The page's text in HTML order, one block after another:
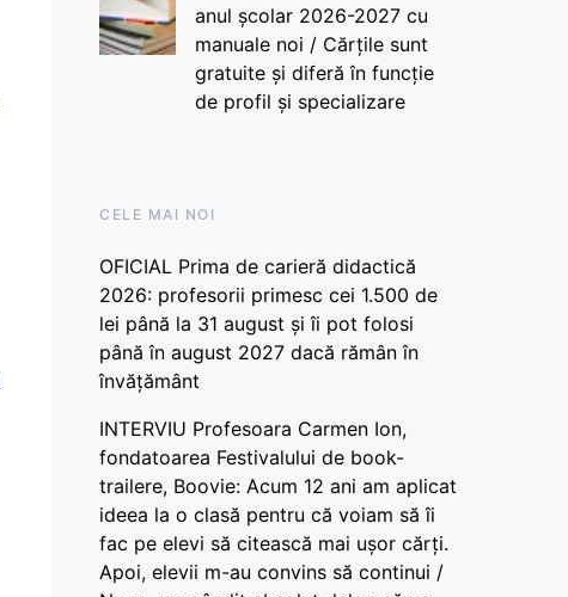
anul școlar 2026-2027 cu
manuale noi / Cărțile sunt
gratuite și diferă în funcție
de profil și specializare
CELE MAI NOI
OFICIAL Prima de carieră didactică
2026: profesorii primesc cei 1.500 de
lei până la 31 august și îi pot folosi
până în august 2027 dacă rămân în
învățământ
INTERVIU Profesoara Carmen Ion,
fondatoarea Festivalului de book-
trailere, Boovie: Acum 12 ani am aplicat
ideea la o clasă pentru că voiam să îi
fac pe elevi să citească mai ușor cărți.
Apoi, elevii m-au convins să continui /